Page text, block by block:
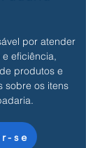
por atender
eficiência,
produtos e
sobre os itens
se